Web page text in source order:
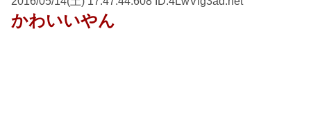
かわいいやん